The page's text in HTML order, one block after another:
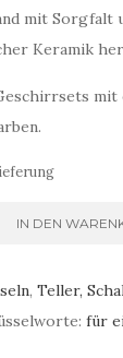
mit Sorgfalt
Keramik
IN DEN
, Teller,
für